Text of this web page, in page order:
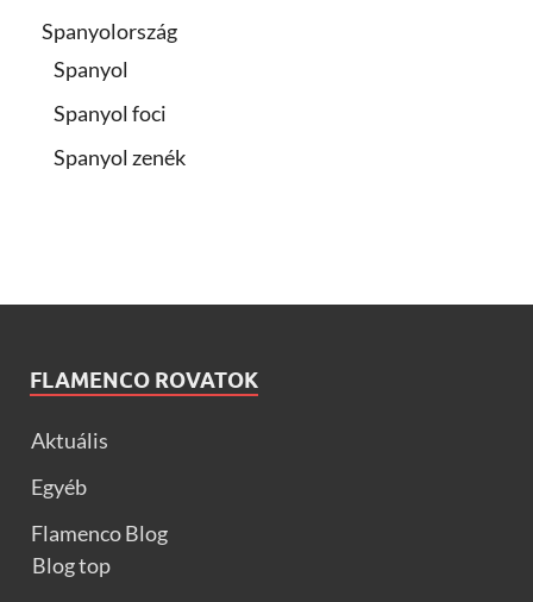
Spanyolország
Spanyol
Spanyol foci
Spanyol zenék
FLAMENCO ROVATOK
Aktuális
Egyéb
Flamenco Blog
Blog top